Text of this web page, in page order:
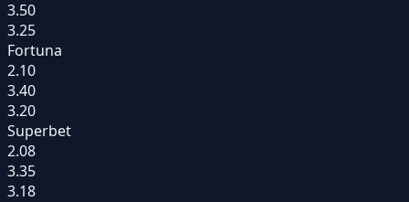
3.50
3.25
Fortuna
2.10
3.40
3.20
Superbet
2.08
3.35
3.18